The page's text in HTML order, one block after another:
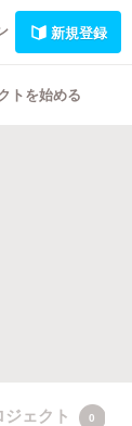
新規登録
トを始める
ェクト 0